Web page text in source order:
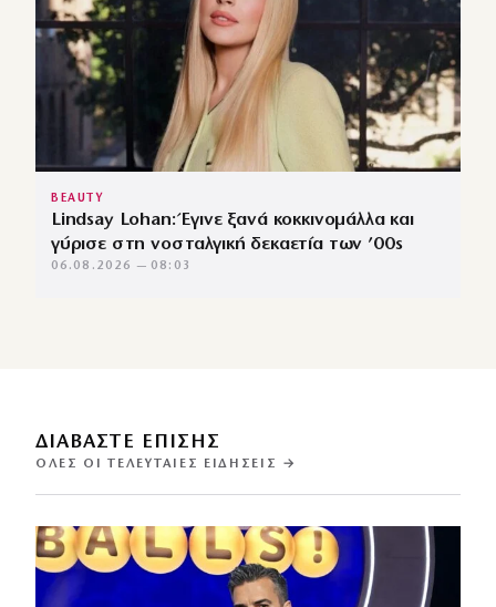
BEAUTY
Lindsay Lohan: Έγινε ξανά κοκκινομάλλα και
γύρισε στη νοσταλγική δεκαετία των ’00s
06.08.2026 — 08:03
ΔΙΑΒΑΣΤΕ ΕΠΙΣΗΣ
ΌΛΕΣ ΟΙ ΤΕΛΕΥΤΑΊΕΣ ΕΙΔΉΣΕΙΣ →